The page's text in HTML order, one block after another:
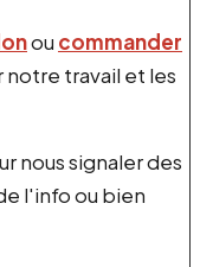
ou commander
notre travail et les
nous signaler des
l'info ou bien